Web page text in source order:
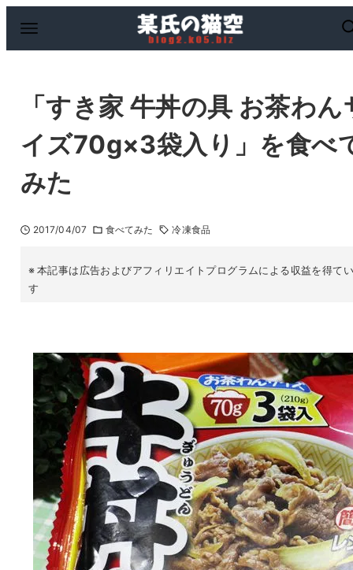
「すき家 牛丼の具 お茶わん
イズ70g×3袋入り」を食べ
みた
2017/04/07 食べてみた 冷凍食品
本記事は広告およびアフィリエイトプログラムによる収益を得て
す